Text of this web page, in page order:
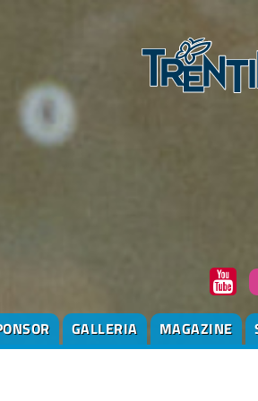
GALLERIA MAGAZINE